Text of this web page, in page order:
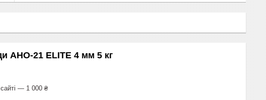
АНО-21 ЕLІТE 4 мм 5 кг
— 1 000 ₴